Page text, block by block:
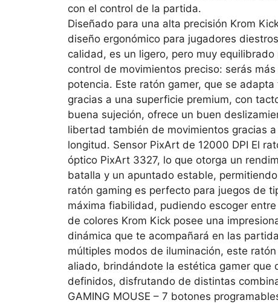
con el control de la partida.
Diseñado para una alta precisión Krom
diseño ergonómico para jugadores
calidad, es un ligero, pero muy
control de movimientos preciso: serás
potencia. Este ratón gamer, que se
gracias a una superficie premium, con
buena sujeción, ofrece un buen
libertad también de movimientos gracias
longitud. Sensor PixArt de 12000 DPI El
óptico PixArt 3327, lo que otorga un
batalla y un apuntado estable,
ratón gaming es perfecto para juegos de
máxima fiabilidad, pudiendo escoger
de colores Krom Kick posee una
dinámica que te acompañará en las
múltiples modos de iluminación, este
aliado, brindándote la estética gamer que
definidos, disfrutando de distintas
GAMING MOUSE – 7 botones